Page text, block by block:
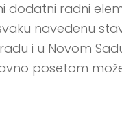
dodatni radni
navedenu
i u Novom
posetom